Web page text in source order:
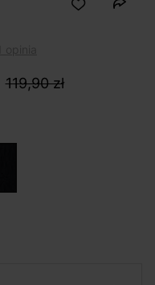
119,90 zł